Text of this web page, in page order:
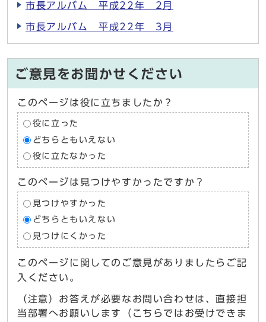
市長アルバム 平成22年 2月
市長アルバム 平成22年 3月
ご意見をお聞かせください
このページは役に立ちましたか？
役に立った
どちらともいえない
役に立たなかった
このページは見つけやすかったですか？
見つけやすかった
どちらともいえない
見つけにくかった
このページに関してのご意見がありましたらご記
入ください。
（注意）お答えが必要なお問い合わせは、直接担
当部署へお願いします（こちらではお受けできま